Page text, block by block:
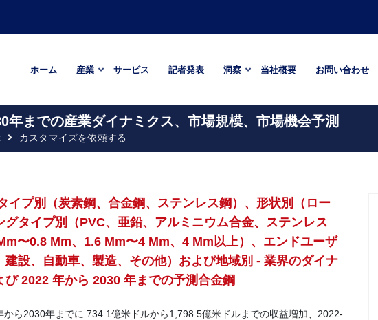
ホーム 産業 サービス 記者発表 洞察 当社概要 お問い合わせ
年までの産業ダイナミクス、市場規模、市場機会予測
カスタマイズを依頼する
イプ別（炭素鋼、合金鋼、ステンレス鋼）、形状別（ロー
タイプ別（PVC、亜鉛、アルミニウム合金、ステンレス
〜0.8 Mm、1.6 Mm〜4 Mm、4 Mm以上）、エンドユーザ
設、自動車、製造、その他）および地域別 - 業界のダイナ
び 2022 年から 2030 年までの予測合金鋼
ら2030年までに 734.1億米ドルから1,798.5億米ドルまでの収益増加、2022-